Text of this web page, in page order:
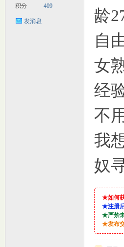
积分 409
发消息
龄
自
女
经
不
我
奴
★如何
★注册
★严禁
★发布